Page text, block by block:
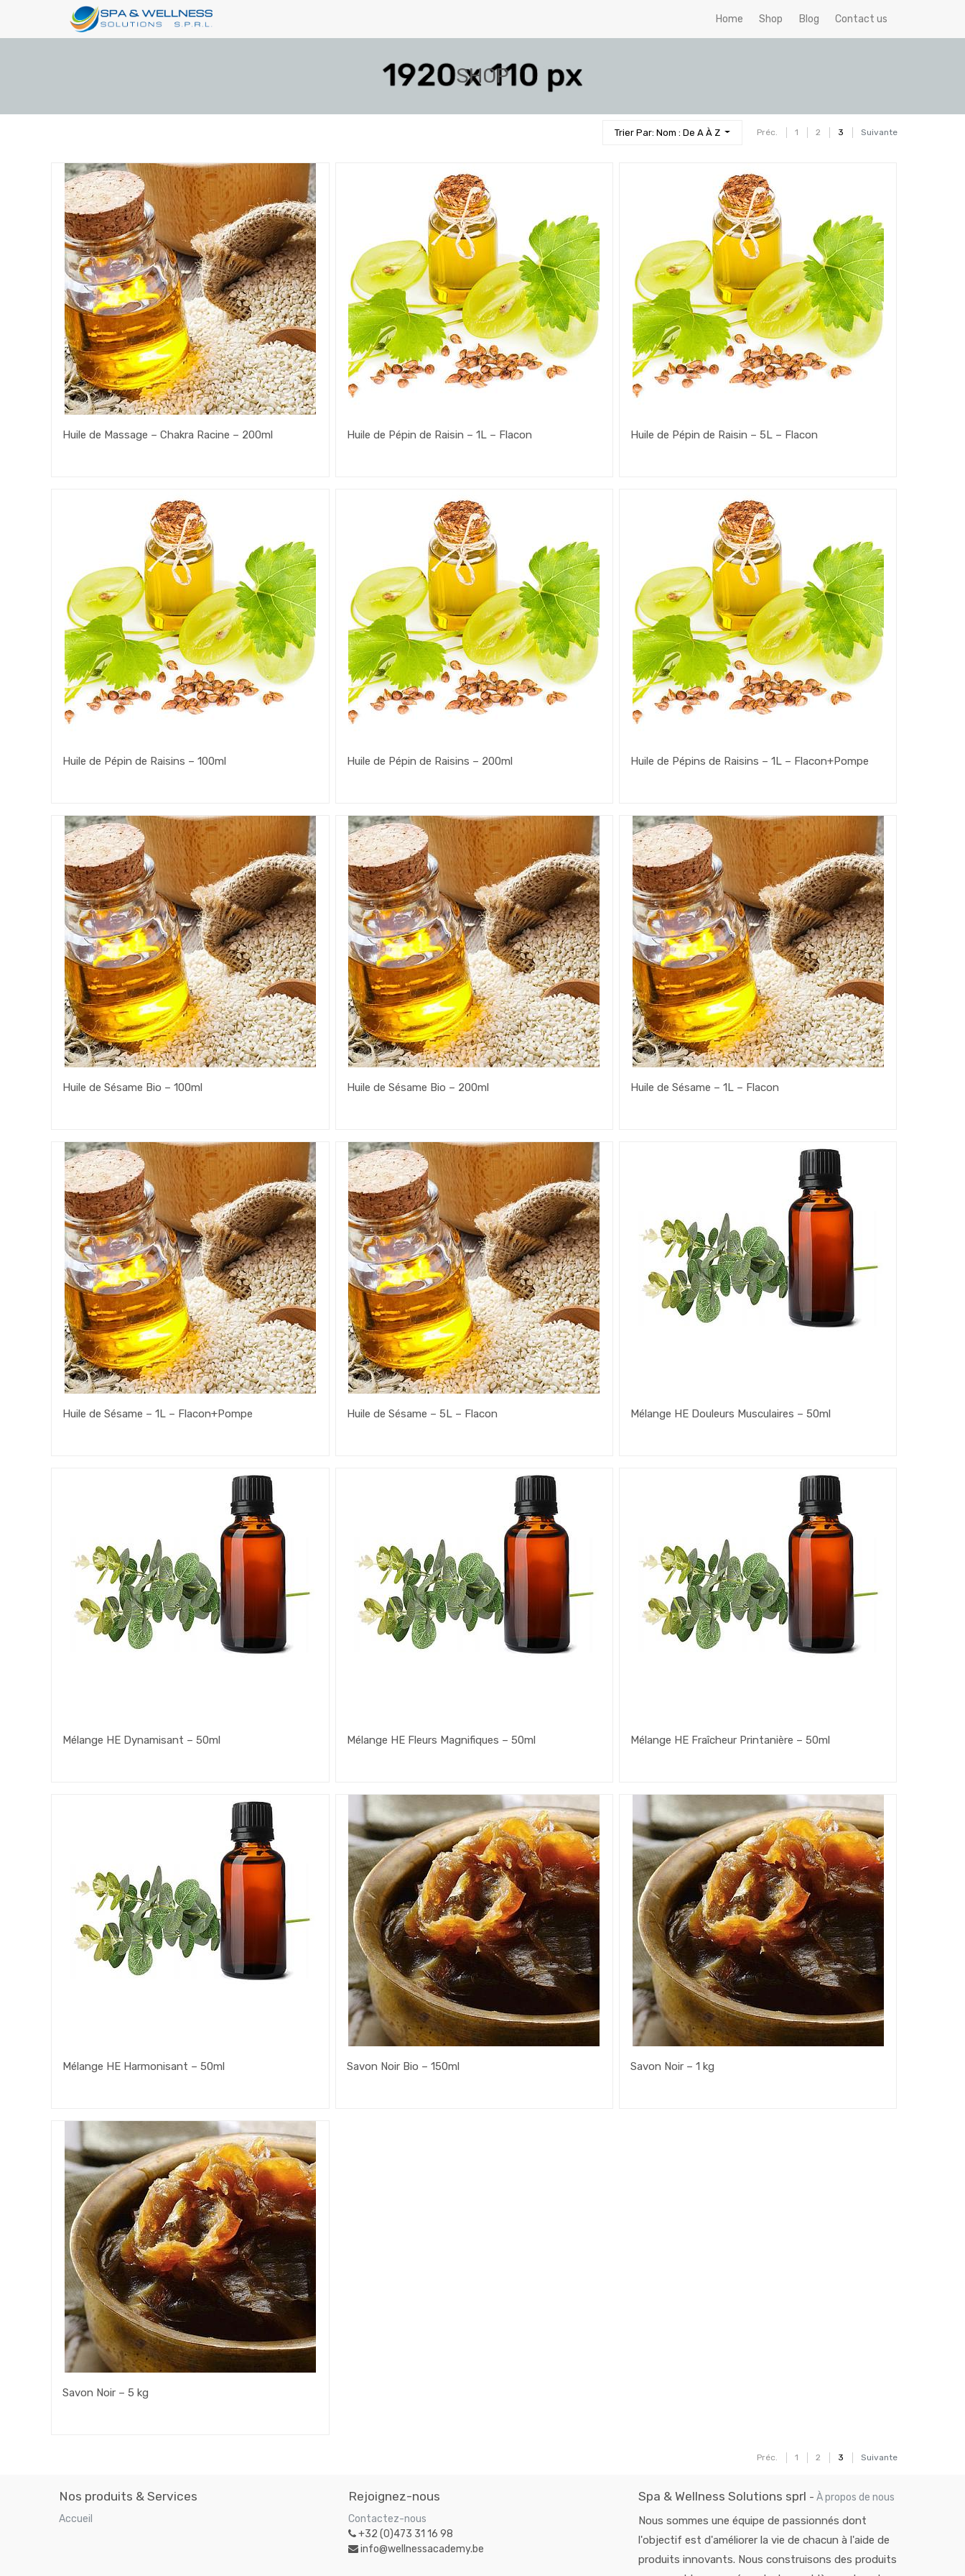
Home Shop Blog Contact us
SHOP
Préc. 1 2 3 Suivante
Trier Par: Nom : De A À Z
Huile de Massage – Chakra Racine – 200ml Huile de Pépin de Raisin – 1L – Flacon Huile de Pépin de Raisin – 5L – Flacon
Huile de Pépin de Raisins – 100ml Huile de Pépin de Raisins – 200ml Huile de Pépins de Raisins – 1L – Flacon+Pompe
Huile de Sésame Bio – 100ml Huile de Sésame Bio – 200ml Huile de Sésame – 1L – Flacon
Huile de Sésame – 1L – Flacon+Pompe Huile de Sésame – 5L – Flacon Mélange HE Douleurs Musculaires – 50ml
Mélange HE Dynamisant – 50ml Mélange HE Fleurs Magnifiques – 50ml Mélange HE Fraîcheur Printanière – 50ml
Mélange HE Harmonisant – 50ml Savon Noir Bio – 150ml Savon Noir – 1 kg
Savon Noir – 5 kg
Préc. 1 2 3 Suivante
Nos produits & Services
Accueil
Rejoignez-nous
Contactez-nous
+32 (0)473 31 16 98
info@wellnessacademy.be
Spa & Wellness Solutions sprl - À propos de nous
Nous sommes une équipe de passionnés dont
l'objectif est d'améliorer la vie de chacun à l'aide de
produits innovants. Nous construisons des produits